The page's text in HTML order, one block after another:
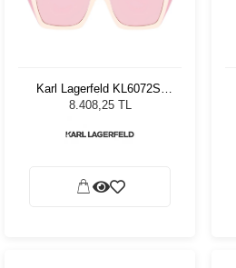
Karl Lagerfeld KL6072S-
104 Solid İvory Kadın
8.408,25 TL